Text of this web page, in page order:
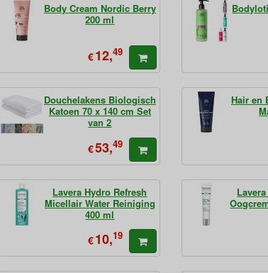
Body Cream Nordic Berry
200 ml
€12,49
Douchelakens Biologisch
Katoen 70 x 140 cm Set
van 2
€53,49
Hair en
Lavera Hydro Refresh
Micellair Water Reiniging
400 ml
€10,19